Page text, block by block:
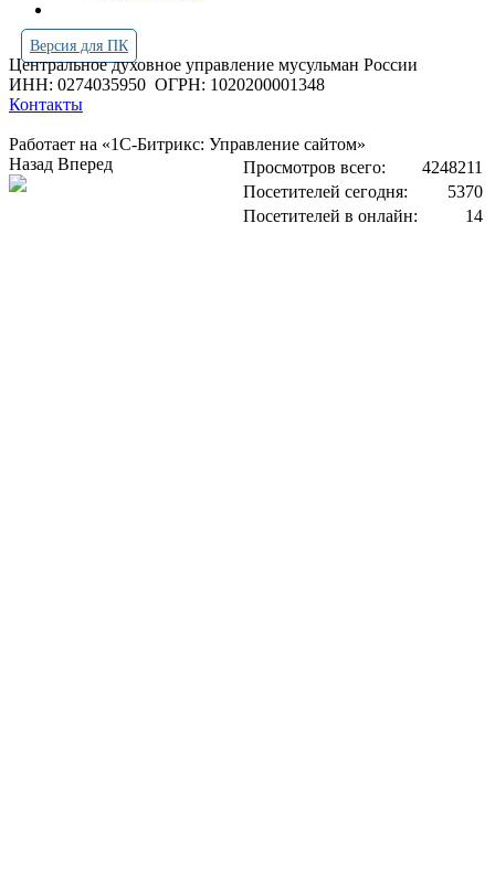
Версия для ПК
Центральное духовное управление мусульман России
ИНН: 0274035950 ОГРН: 1020200001348
Контакты
Работает на «1С-Битрикс: Управление сайтом»
Просмотров всего:
4248211
Посетителей сегодня:
5370
Посетителей в онлайн:
14
Назад Вперед